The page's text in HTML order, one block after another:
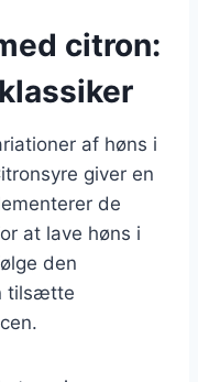
citron:
af høns i
giver en
de
at lave høns i
den
tilsætte